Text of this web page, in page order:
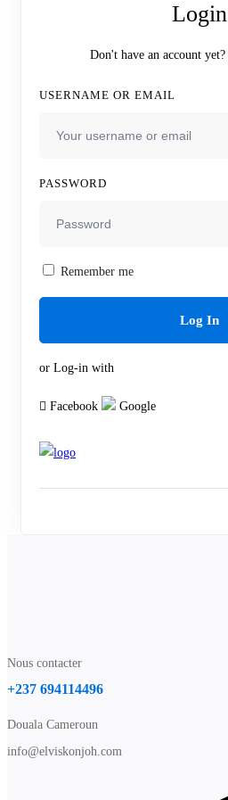
Login
Don't have an account yet?
USERNAME OR EMAIL
PASSWORD
Remember me
Log In
or Log-in with
Facebook Google
Nous contacter
+237 694114496
Douala Cameroun
info@elviskonjoh.com